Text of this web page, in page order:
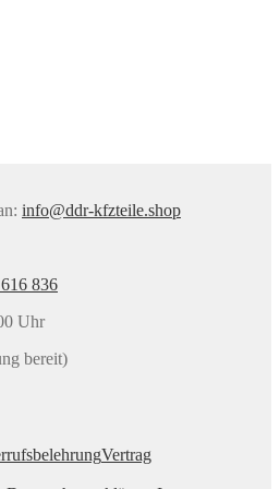
info@ddr-kfzteile.shop
836
Uhr
bereit)
Vertrag